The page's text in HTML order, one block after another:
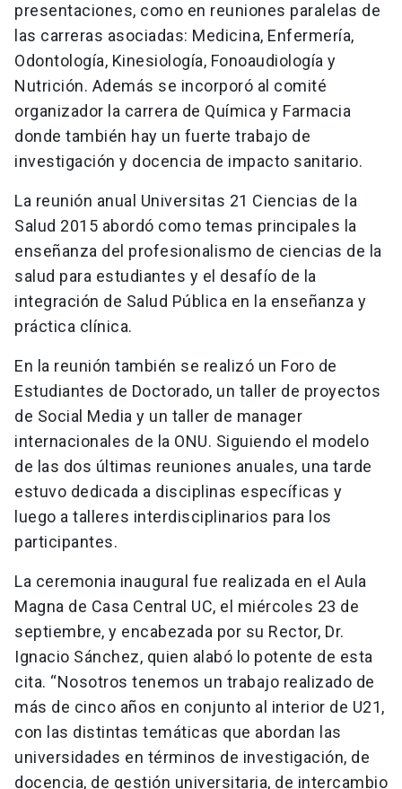
presentaciones, como en reuniones paralelas de
las carreras asociadas: Medicina, Enfermería,
Odontología, Kinesiología, Fonoaudiología y
Nutrición. Además se incorporó al comité
organizador la carrera de Química y Farmacia
donde también hay un fuerte trabajo de
investigación y docencia de impacto sanitario.
La reunión anual Universitas 21 Ciencias de la
Salud 2015 abordó como temas principales la
enseñanza del profesionalismo de ciencias de la
salud para estudiantes y el desafío de la
integración de Salud Pública en la enseñanza y
práctica clínica.
En la reunión también se realizó un Foro de
Estudiantes de Doctorado, un taller de proyectos
de Social Media y un taller de manager
internacionales de la ONU. Siguiendo el modelo
de las dos últimas reuniones anuales, una tarde
estuvo dedicada a disciplinas específicas y
luego a talleres interdisciplinarios para los
participantes.
La ceremonia inaugural fue realizada en el Aula
Magna de Casa Central UC, el miércoles 23 de
septiembre, y encabezada por su Rector, Dr.
Ignacio Sánchez, quien alabó lo potente de esta
cita. “Nosotros tenemos un trabajo realizado de
más de cinco años en conjunto al interior de U21,
con las distintas temáticas que abordan las
universidades en términos de investigación, de
docencia, de gestión universitaria, de intercambio